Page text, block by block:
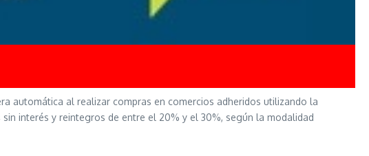
automática al realizar compras en comercios adheridos utilizando la
interés y reintegros de entre el 20% y el 30%, según la modalidad